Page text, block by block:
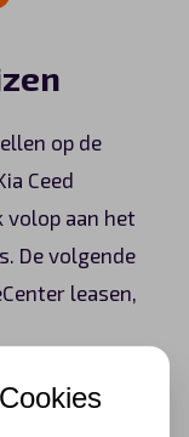
op de
Ceed
volop aan het
De volgende
leasen,